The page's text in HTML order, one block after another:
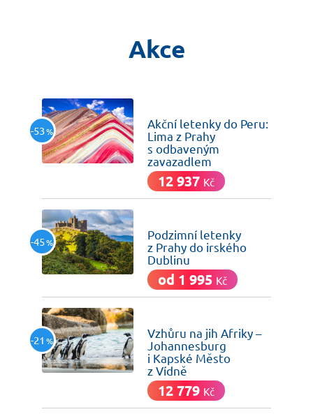
Akce
-53%
Akční letenky do Peru:
Lima z Prahy
s odbaveným
zavazadlem
12 937 Kč
-45%
Podzimní letenky
z Prahy do irského
Dublinu
od 1 995 Kč
-21 %
Vzhůru na jih Afriky –
Johannesburg
i Kapské Město
z Vídně
12 779 Kč